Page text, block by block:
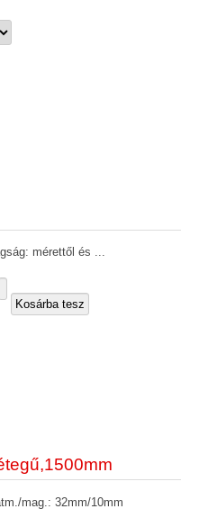
mérettől és ...
mag.: 32mm/10mm